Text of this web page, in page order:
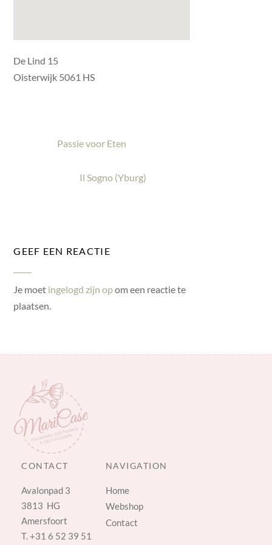
De Lind 15
Oisterwijk 5061 HS
Passie voor Eten
Il Sogno (Yburg)
GEEF EEN REACTIE
Je moet ingelogd zijn opom een reactie te
plaatsen.
CONTACT
Avalonpad 3
3813 HG
Amersfoort
T.+31 6 52 39 51
NAVIGATION
Home
Webshop
Contact